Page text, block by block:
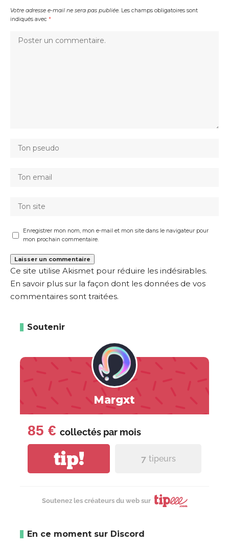
Votre adresse e-mail ne sera pas publiée. Les champs obligatoires sont
indiqués avec *
Enregistrer mon nom, mon e-mail et mon site dans le navigateur pour
mon prochain commentaire.
Ce site utilise Akismet pour réduire les indésirables.
En savoir plus sur la façon dont les données de vos
commentaires sont traitées.
Soutenir
Margxt
85 € collectés par mois
tip! 7 tipeurs
Soutenez les créateurs du web sur
En ce moment sur Discord